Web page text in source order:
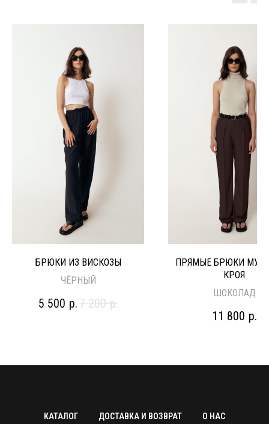
БРЮКИ ИЗ ВИСКОЗЫ
ЧЁРНЫЙ
5 500 р.7 200 р.
ПРЯМЫЕ БРЮКИ
КРОЯ
ШОКОЛАД
11 800 р.
КАТАЛОГ ДОСТАВКА И ВОЗВРАТ О НАС